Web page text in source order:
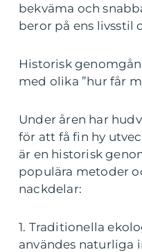
bekväma och
beror på ens
Historisk
med olika ”hur får
Under åren har
för att få fin hy
är en historisk
populära metoder
nackdelar:
1. Traditionella
användes naturliga